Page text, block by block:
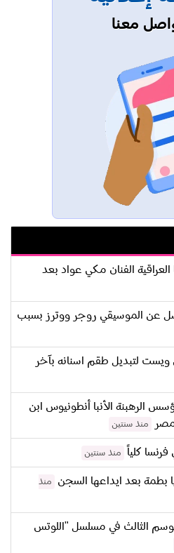
معنا
الفنان مكي عواد بعد
عن الموسيقي روجر ووترز بسبب
لتبديل طقم اسنانه بآخر
الرهبنة الأنبا أنطونيوس ابن
منذ سنتين
كلياً منذ سنتين
بطمة بعد ايداعها السجن
منذ
الثالث في مسلسل "اللوتس